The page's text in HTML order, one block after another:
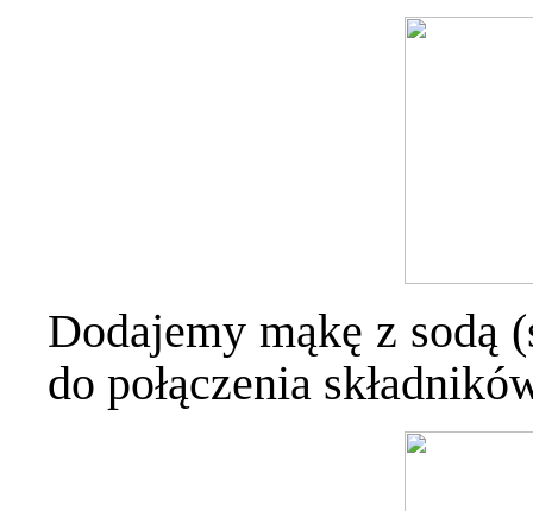
Dodajemy mąkę z sodą
do połączenia